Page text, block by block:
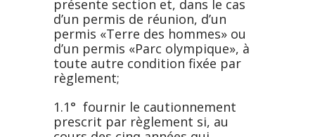
présente section et, dans le cas
d’un permis de réunion, d’un
permis «Terre des hommes» ou
d’un permis «Parc olympique», à
toute autre condition fixée par
règlement;
1.1° fournir le cautionnement
prescrit par règlement si, au